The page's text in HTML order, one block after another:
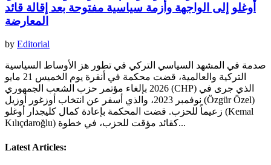
أوغلو إلى الواجهة وأزمة سياسية مفتوحة بعد إقالة قائد
المعارضة
by Editorial
صدمة في المشهد السياسي التركي في تطور هز الأوساط السياسية
التركية والعالمية، قضت محكمة في أنقرة يوم الخميس 21 مايو
2026 بإلغاء مؤتمر حزب الشعب الجمهوري (CHP) الذي جرى في
نوفمبر 2023، والذي أسفر عن انتخاب أوزغور أوزيل (Özgür Özel)
زعيماً للحزب. قضت المحكمة بإعادة كمال كليجدار أوغلو (Kemal
Kılıçdaroğlu) كقائد مؤقت للحزب، في خطوة...
Latest Articles: